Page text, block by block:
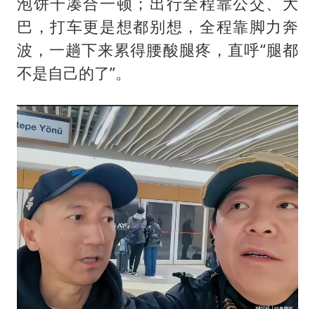
巴，打车更是想都别想，全程靠脚力奔
波，一趟下来累得腰酸腿疼，直呼“腿都
不是自己的了”。